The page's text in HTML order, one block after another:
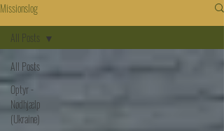
Missionslog
All Posts
Optyr -
Nødhjælp
(Ukraine)
All Posts